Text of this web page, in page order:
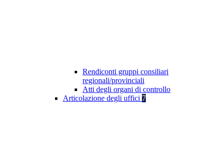
Rendiconti gruppi consiliari
regionali/provinciali
Atti degli organi di controllo
Articolazione degli uffici 7